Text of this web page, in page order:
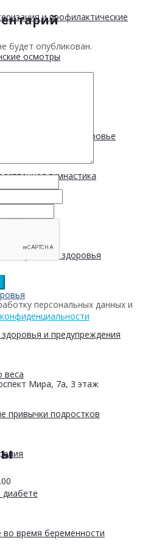
и профилактические
осмотры
активность и здоровье
гимнастика
здоровье
мужского здоровья
и предупреждения
веса
привычки подростков
во время беременности
будет опубликован.
персональных данных и
Мира, 7а, 3 этаж